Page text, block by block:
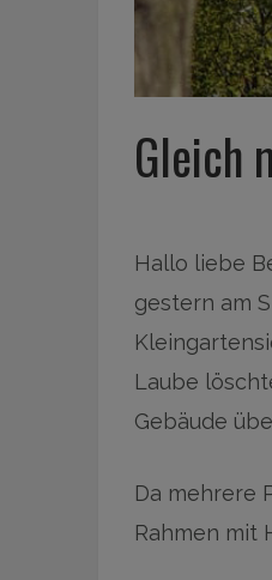
Gleich
Hallo liebe
gestern am
Laube
Gebäude
Da mehrere
Rahmen mit